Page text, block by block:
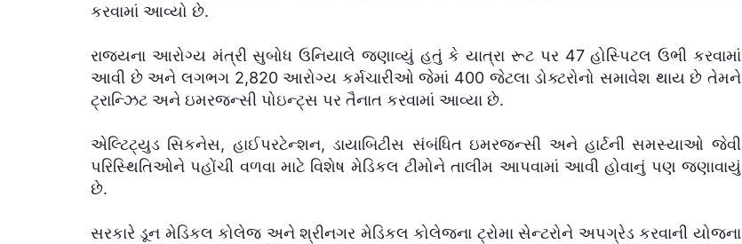
કરવામાં આવ્યો છે.
રાજ્યના આરોગ્ય મંત્રી સુબોધ ઉનિયાલે જણાવ્યું હતું કે યાત્રા રૂટ પર 47 હોસ્પિટલ ઉભી કરવામાં
આવી છે અને લગભગ 2,820 આરોગ્ય કર્મચારીઓ જેમાં 400 જેટલા ડોક્ટરોનો સમાવેશ થાય છે તેમને
ટ્રાન્ઝિટ અને ઇમરજન્સી પોઇન્ટ્સ પર તૈનાત કરવામાં આવ્યા છે.
એલ્ટિટ્યુડ સિકનેસ, હાઈપરટેન્શન, ડાયાબિટીસ સંબંધિત ઇમરજન્સી અને હાર્ટની સમસ્યાઓ જેવી
પરિસ્થિતિઓને પહોંચી વળવા માટે વિશેષ મેડિકલ ટીમોને તાલીમ આપવામાં આવી હોવાનું પણ જણાવાયું
છે.
સરકારે ડૂન મેડિકલ કોલેજ અને શ્રીનગર મેડિકલ કોલેજના ટ્રોમા સેન્ટરોને અપગ્રેડ કરવાની યોજના